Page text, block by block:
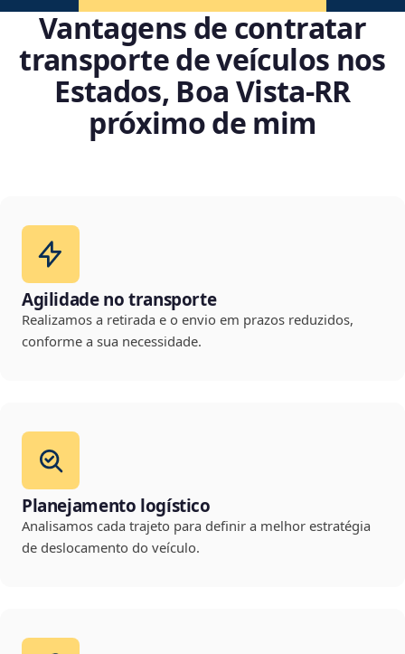
Vantagens de contratar
transporte de veículos nos
Estados, Boa Vista‑RR
próximo de mim
Agilidade no transporte
Realizamos a retirada e o envio em prazos reduzidos,
conforme a sua necessidade.
Planejamento logístico
Analisamos cada trajeto para definir a melhor estratégia
de deslocamento do veículo.